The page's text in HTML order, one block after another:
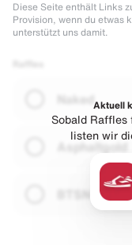
Diese Seite enthält Links
Provision, wenn du etwas
unterstützt uns damit.
Naked
Asphaltgold
Aktuell
Sobald Raffles
listen wir